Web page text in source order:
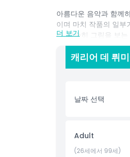
아름다운 음악과 함께
이며 마치 작품의 일부
다. 단순히 그림을 보
술을 사랑하고 역사
듯한 마법 같은 예술
아동 성인 정책
더 보기
캐리어 데 뤼
날짜 선택
Adult
(26세에서 99세)